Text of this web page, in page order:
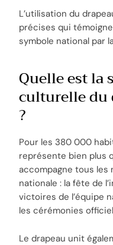
L’utilisation du
précises qui
symbole national par
Quelle est
culturelle du
?
Pour les 380 000
représente bien plus
accompagne tous les
nationale : la fête de
victoires de l’équipe
les cérémonies
Le drapeau unit